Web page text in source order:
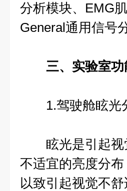
分析模块、EMG
General通用信号
三、实验室功
1.驾驶舱眩光
眩光是引起视
不适宜的亮度分
以致引起视觉不